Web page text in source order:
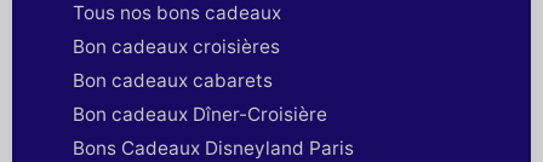
Tous nos bons cadeaux
Bon cadeaux croisières
Bon cadeaux cabarets
Bon cadeaux Dîner-Croisière
Bons Cadeaux Disneyland Paris